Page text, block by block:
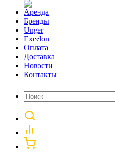
Аренда
Бренды
Unger
Exeelon
Оплата
Доставка
Новости
Контакты